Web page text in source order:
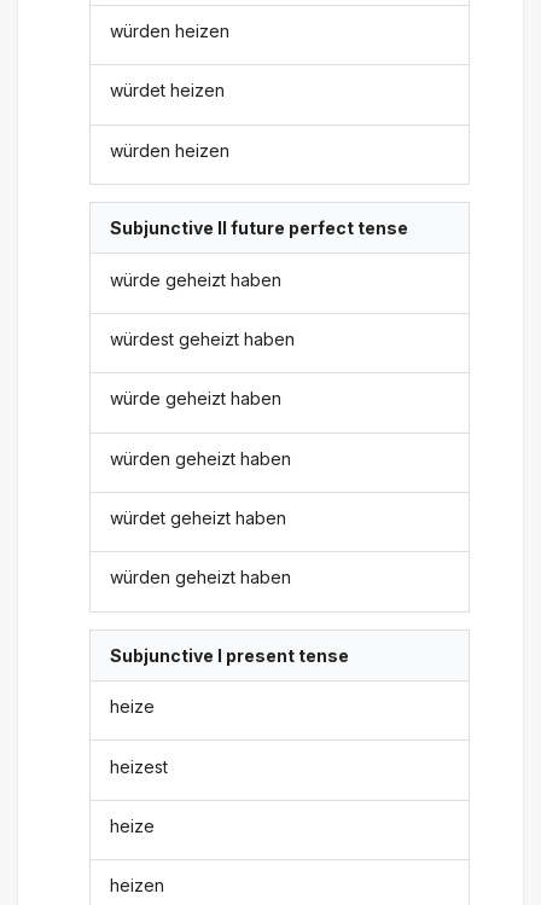
würden heizen
würdet heizen
würden heizen
Subjunctive II future perfect tense
würde geheizt haben
würdest geheizt haben
würde geheizt haben
würden geheizt haben
würdet geheizt haben
würden geheizt haben
Subjunctive I present tense
heize
heizest
heize
heizen